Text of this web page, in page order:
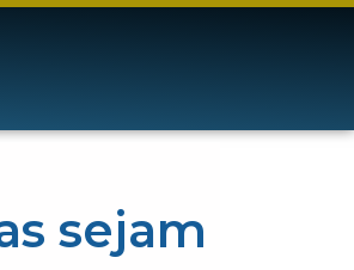
sejam